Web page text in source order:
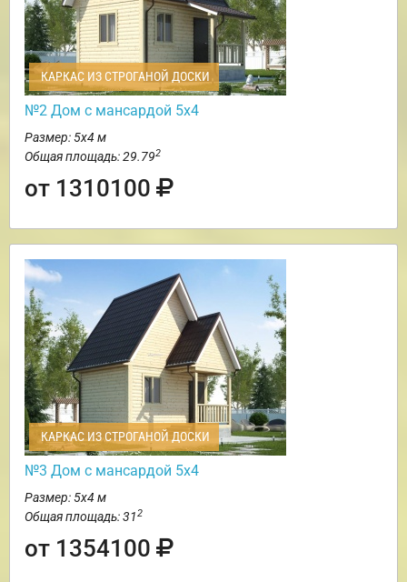
КАРКАС ИЗ СТРОГАНОЙ ДОСКИ
№2 Дом с мансардой 5х4
Размер: 5х4 м
Общая площадь: 29.792
от 1310100
КАРКАС ИЗ СТРОГАНОЙ ДОСКИ
№3 Дом с мансардой 5х4
Размер: 5х4 м
Общая площадь: 312
от 1354100